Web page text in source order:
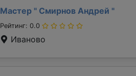
Мастер " Смирнов Андрей "
Рейтинг: 0.0
Иваново